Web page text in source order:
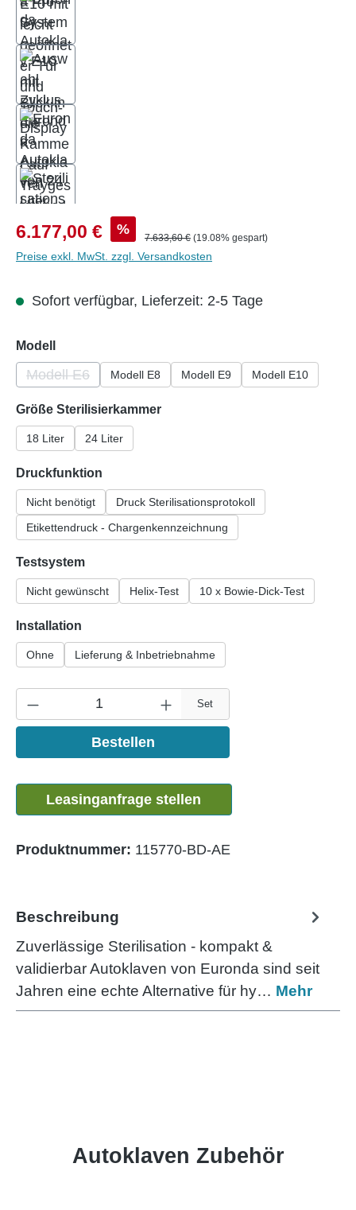
Verkaufspreis:
6.177,00 € % Regulärer Preis:
7.633,60 € (19.08% gespart)
Preise exkl. MwSt. zzgl. Versandkosten
Sofort verfügbar, Lieferzeit: 2-5 Tage
Modell auswählen
Modell E6
(Diese Option ist zurzeit nicht verfügbar.)
Modell E8 Modell E9 Modell E10
Größe Sterilisierkammerauswählen
18 Liter 24 Liter
Druckfunktion
Nicht benötigt
Druck Sterilisationsprotokoll
Etikettendruck - Chargenkennzeichnung
Testsystemauswählen
Nicht gewünscht Helix-Test 10 x Bowie-Dick-Test
Installation
Ohne Lieferung & Inbetriebnahme
Set
Bestellen
Leasinganfrage stellen
Produktnummer: 115770-BD-AE
Beschreibung
Zuverlässige Sterilisation - kompakt &
validierbar Autoklaven von Euronda sind seit
Jahren eine echte Alternative für hy… Mehr
Produktgalerie überspringen
Autoklaven Zubehör